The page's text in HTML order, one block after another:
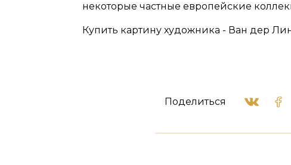
некоторые частные европейские
Купить картину художника - Ван дер
Поделиться